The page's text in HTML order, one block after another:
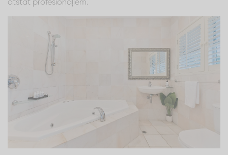
atstāt profesionāļiem.